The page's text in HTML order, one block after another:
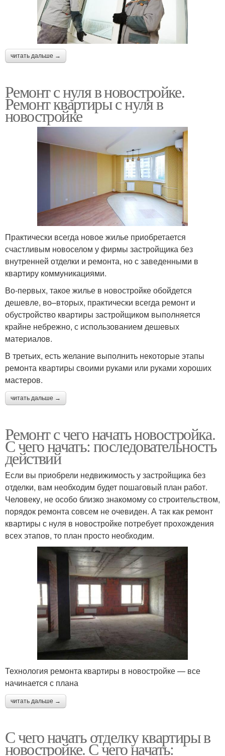
читать дальше →
Ремонт с нуля в новостройке.
Ремонт квартиры с нуля в
новостройке
Практически всегда новое жилье приобретается
счастливым новоселом у фирмы застройщика без
внутренней отделки и ремонта, но с заведенными в
квартиру коммуникациями.
Во-первых, такое жилье в новостройке обойдется
дешевле, во–вторых, практически всегда ремонт и
обустройство квартиры застройщиком выполняется
крайне небрежно, с использованием дешевых
материалов.
В третьих, есть желание выполнить некоторые этапы
ремонта квартиры своими руками или руками хороших
мастеров.
читать дальше →
Ремонт с чего начать новостройка.
С чего начать: последовательность
действий
Если вы приобрели недвижимость у застройщика без
отделки, вам необходим будет пошаговый план работ.
Человеку, не особо близко знакомому со строительством,
порядок ремонта совсем не очевиден. А так как ремонт
квартиры с нуля в новостройке потребует прохождения
всех этапов, то план просто необходим.
Технология ремонта квартиры в новостройке — все
начинается с плана
читать дальше →
С чего начать отделку квартиры в
новостройке. С чего начать: